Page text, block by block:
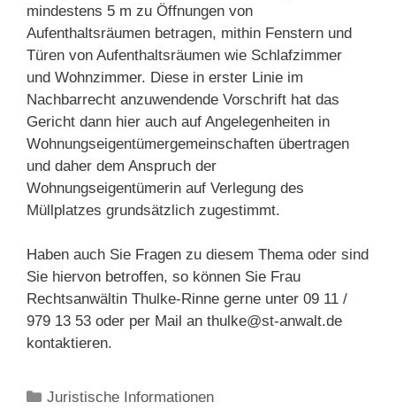
mindestens 5 m zu Öffnungen von
Aufenthaltsräumen betragen, mithin Fenstern und
Türen von Aufenthaltsräumen wie Schlafzimmer
und Wohnzimmer. Diese in erster Linie im
Nachbarrecht anzuwendende Vorschrift hat das
Gericht dann hier auch auf Angelegenheiten in
Wohnungseigentümergemeinschaften übertragen
und daher dem Anspruch der
Wohnungseigentümerin auf Verlegung des
Müllplatzes grundsätzlich zugestimmt.
Haben auch Sie Fragen zu diesem Thema oder sind
Sie hiervon betroffen, so können Sie Frau
Rechtsanwältin Thulke- Rinne gerne unter 09 11 /
979 13 53 oder per Mail an thulke@st-anwalt.de
kontaktieren.
Kategorien
Juristische Informationen